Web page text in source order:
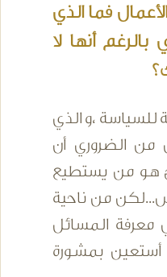
فما الذي
أنها لا
للسياسة ،و الذي
الضروري أن
هو من يستطيع
من ناحية
معرفة المسائل
أستعين بمشورة